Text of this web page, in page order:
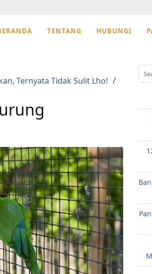
TENTANG HUBUNGI
Ternyata Tidak Sulit Lho!
for: